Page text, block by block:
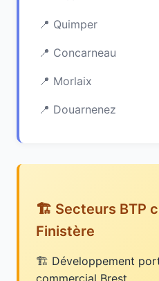
Quimper
Concarneau
Morlaix
Douarnenez
🏗️ Secteurs BTP
Finistère
Développement
commercial Brest